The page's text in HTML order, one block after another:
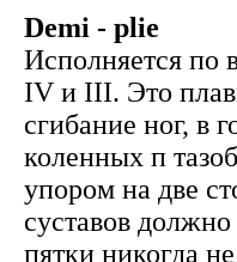
Demi - plie
Исполняется по
IV и III. Это
сгибание ног, в
коленных п
упором на две
суставов
пятки никогда